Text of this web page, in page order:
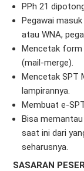
PPh 21
Pegawai
atau WNA,
Mencetak form
(mail-merge).
Mencetak SPT
lampirannya.
Membuat e-
Bisa memantau
saat ini dari
seharusnya.
SASARAN